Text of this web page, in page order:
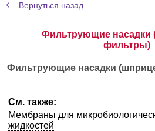
Сравнение
Вернуться назад
Фильтрующие насадки
фильтры)
См. также:
Мембраны для
жидкостей